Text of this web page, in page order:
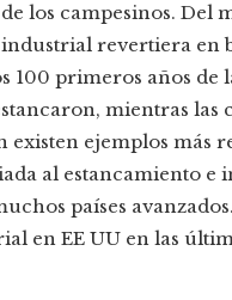
los campesinos. Del
revertiera en
100 primeros años
mientras las
ejemplos más
al estancamiento e
países
en EE UU en las